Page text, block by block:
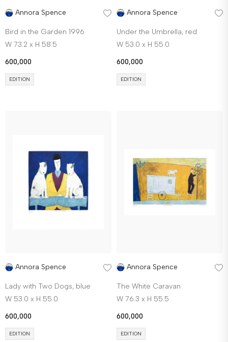
Annora Spence
Bird in the Garden 1996
W 73.2 x H 58.5
600,000
EDITION
Annora Spence
Under the Umbrella, red
W 53.0 x H 55.0
600,000
EDITION
Annora Spence
Lady with Two Dogs, blue
W 53.0 x H 55.0
600,000
EDITION
Annora Spence
The White Caravan
W 76.3 x H 55.5
600,000
EDITION